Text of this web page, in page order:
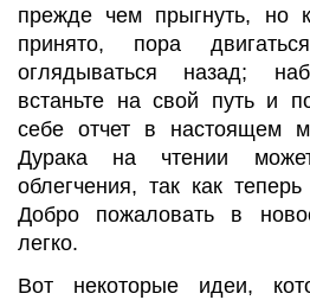
прежде чем прыгнуть, но
принято, пора
оглядываться назад;
встаньте на свой путь и
себе отчет в настоящем
Дурака на чтении
облегчения, так как
Добро пожаловать в
легко.
Вот некоторые идеи,